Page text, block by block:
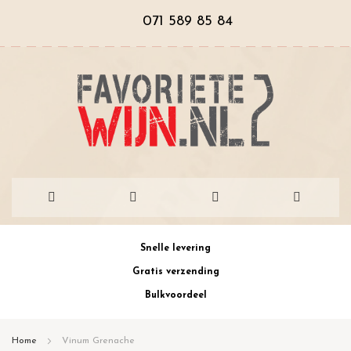
071 589 85 84
Snelle levering
Gratis verzending
Bulkvoordeel
Home Vinum Grenache